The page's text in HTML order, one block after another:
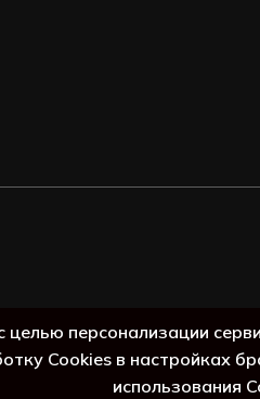
персонализации
Cookies в настройках
использования